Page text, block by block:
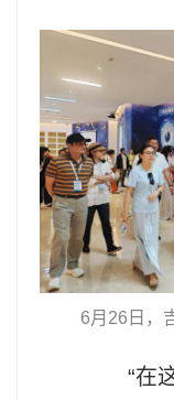
6月26日，
“在这